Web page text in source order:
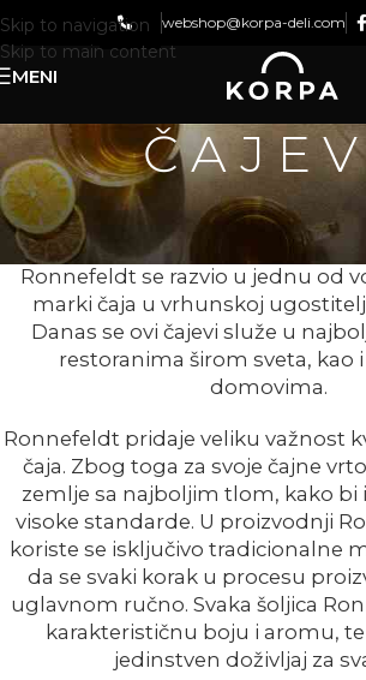
Skip to navigation
Skip to main content
webshop@korpa-deli.com
MENI
Voćni, biljni, zeleni, crni, organski
bašta sveta!
Ronnefeldt se razvio u jednu od
marki čaja u vrhunskoj
Danas se ovi čajevi služe u
restoranima širom sveta, kao
domovima.
Ronnefeldt pridaje veliku važnost
čaja. Zbog toga za svoje čajne
zemlje sa najboljim tlom, kako bi
visoke standarde. U proizvodnji
koriste se isključivo tradicionalne
da se svaki korak u procesu
uglavnom ručno. Svaka šoljica
karakterističnu boju i aromu,
jedinstven doživljaj za